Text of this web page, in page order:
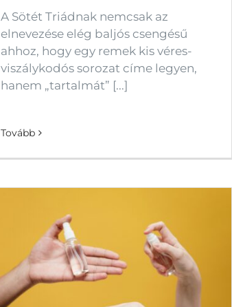
A Sötét Triádnak nemcsak az
elnevezése elég baljós csengésű
ahhoz, hogy egy remek kis véres-
viszálykodós sorozat címe legyen,
hanem „tartalmát” [...]
Tovább